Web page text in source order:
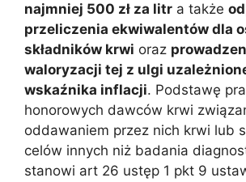
najmniej 500 zł za litr a także
przeliczenia ekwiwalentów dla
składników krwi oraz
waloryzacji tej z ulgi
wskaźnika inflacji. Podstawę
honorowych dawców krwi
oddawaniem przez nich krwi lub
celów innych niż badania
stanowi art 26 ustęp 1 pkt 9